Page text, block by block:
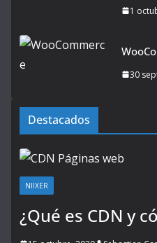
1
30
Destacados
NIIXER
¿Qué es CDN y